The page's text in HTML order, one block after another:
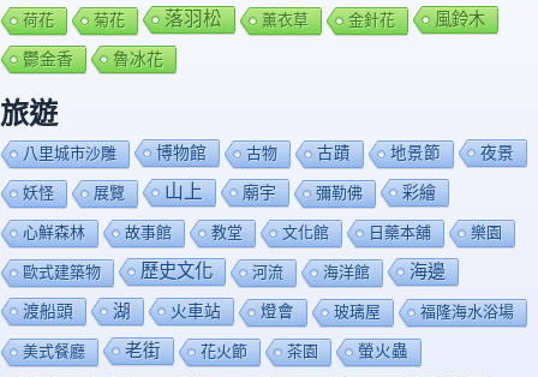
荷花 菊花 落羽松 薰衣草 金針花 風鈴木
鬱金香 魯冰花
旅遊
八里城市沙雕 博物館 古物 古蹟 地景節 夜景
妖怪 展覽 山上 廟宇 彌勒佛 彩繪
心鮮森林 故事館 教堂 文化館 日藥本舖 樂園
歐式建築物 歷史文化 河流 海洋館 海邊
渡船頭 湖 火車站 燈會 玻璃屋 福隆海水浴場
美式餐廳 老街 花火節 茶園 螢火蟲